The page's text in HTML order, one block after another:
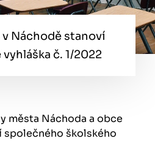
Náchodě stanoví
č. 1/2022
města Náchoda a obce
společného školského